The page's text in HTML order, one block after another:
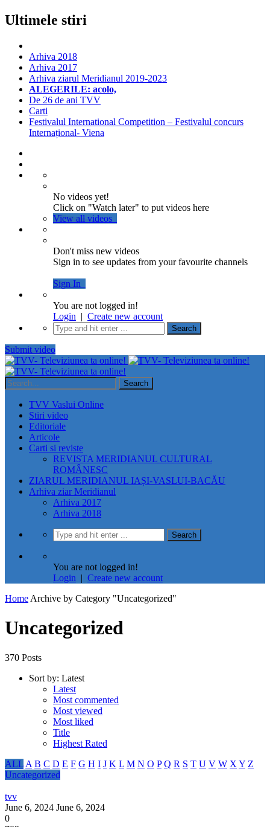
Ultimele stiri
Arhiva 2018
Arhiva 2017
Arhiva ziarul Meridianul 2019-2023
ALEGERILE: acolo,
De 26 de ani TVV
Carti
Festivalul International Competition – Festivalul concurs
Internațional- Viena
No videos yet!
Click on "Watch later" to put videos here
View all videos
Don't miss new videos
Sign in to see updates from your favourite channels
Sign In
You are not logged in!
Login | Create new account
Submit video
TVV Vaslui Online
Stiri video
Editoriale
Articole
Carti si reviste
REVISTA MERIDIANUL CULTURAL
ROMÂNESC
ZIARUL MERIDIANUL IAȘI-VASLUI-BACĂU
Arhiva ziar Meridianul
Arhiva 2017
Arhiva 2018
You are not logged in!
Login | Create new account
Home Archive by Category "Uncategorized"
Uncategorized
370 Posts
Sort by: Latest
Latest
Most commented
Most viewed
Most liked
Title
Highest Rated
ALL A B C D E F G H I J K L M N O P Q R S T U V W X Y Z
Uncategorized
tvv
June 6, 2024 June 6, 2024
0